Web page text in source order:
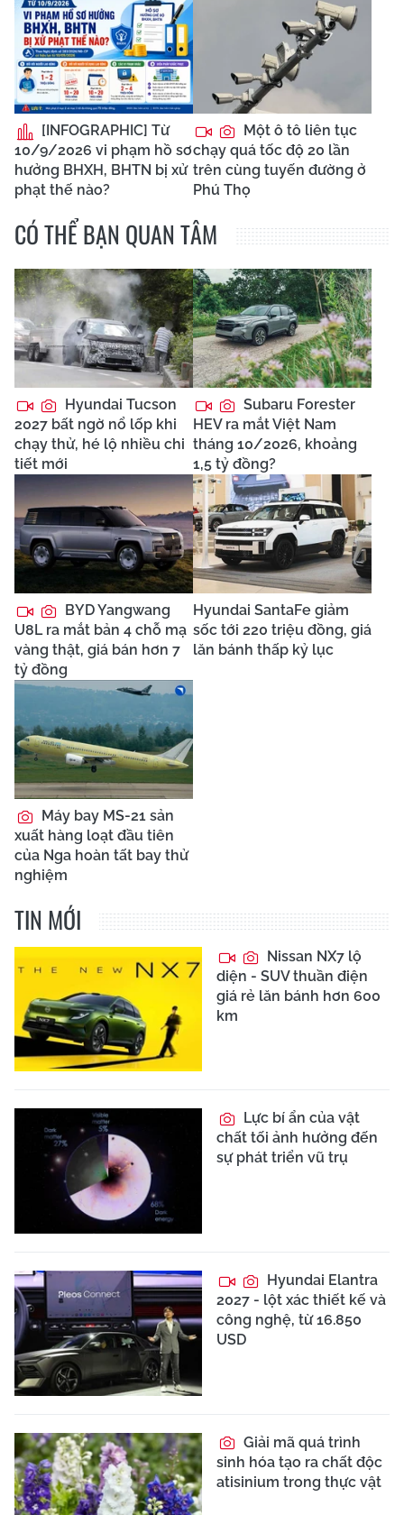
[INFOGRAPHIC] Từ
10/9/2026 vi phạm hồ sơ
hưởng BHXH, BHTN bị xử
phạt thế nào?
Một ô tô liên tục
chạy quá tốc độ 20 lần
trên cùng tuyến đường ở
Phú Thọ
CÓ THỂ BẠN QUAN TÂM
Hyundai Tucson
2027 bất ngờ nổ lốp khi
chạy thử, hé lộ nhiều chi
tiết mới
Subaru Forester
HEV ra mắt Việt Nam
tháng 10/2026, khoảng
1,5 tỷ đồng?
BYD Yangwang
U8L ra mắt bản 4 chỗ mạ
vàng thật, giá bán hơn 7
tỷ đồng
Hyundai SantaFe giảm
sốc tới 220 triệu đồng, giá
lăn bánh thấp kỷ lục
Máy bay MS-21 sản
xuất hàng loạt đầu tiên
của Nga hoàn tất bay thử
nghiệm
TIN MỚI
Nissan NX7 lộ
diện - SUV thuần điện
giá rẻ lăn bánh hơn 600
km
Lực bí ẩn của vật
chất tối ảnh hưởng đến
sự phát triển vũ trụ
Hyundai Elantra
2027 - lột xác thiết kế và
công nghệ, từ 16.850
USD
Giải mã quá trình
sinh hóa tạo ra chất độc
atisinium trong thực vật